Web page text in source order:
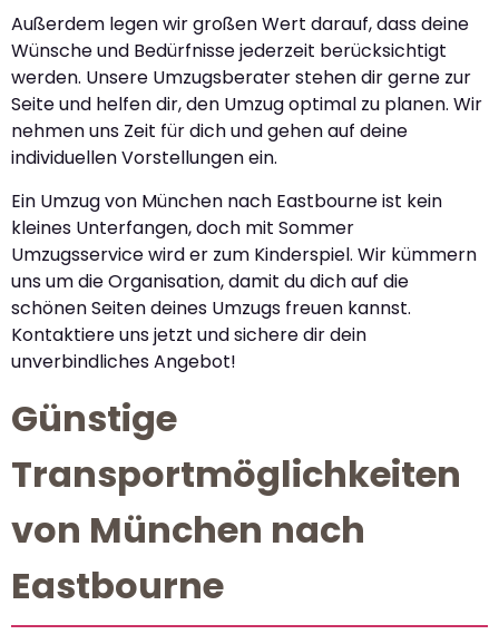
Außerdem legen wir großen Wert darauf, dass deine
Wünsche und Bedürfnisse jederzeit berücksichtigt
werden. Unsere Umzugsberater stehen dir gerne zur
Seite und helfen dir, den Umzug optimal zu planen. Wir
nehmen uns Zeit für dich und gehen auf deine
individuellen Vorstellungen ein.
Ein Umzug von München nach Eastbourne ist kein
kleines Unterfangen, doch mit Sommer
Umzugsservice wird er zum Kinderspiel. Wir kümmern
uns um die Organisation, damit du dich auf die
schönen Seiten deines Umzugs freuen kannst.
Kontaktiere uns jetzt und sichere dir dein
unverbindliches Angebot!
Günstige
Transportmöglichkeiten
von München nach
Eastbourne